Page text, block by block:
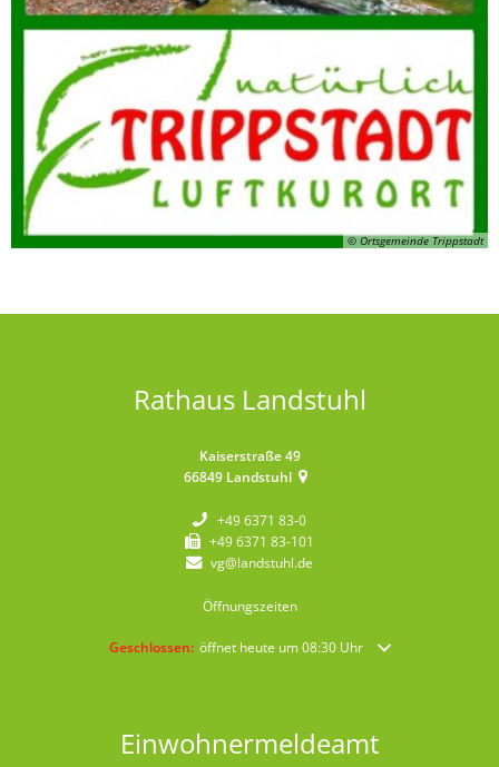
© Ortsgemeinde Trippstadt
Rathaus Landstuhl
Kaiserstraße 49
66849 Landstuhl
+49 6371 83-0
+49 6371 83-101
vg@landstuhl.de
Öffnungszeiten
Klicken, um weitere Öffnungs- oder Schließzeiten
Geschlossen: öffnet heute um 08:30 Uhr
Einwohnermeldeamt